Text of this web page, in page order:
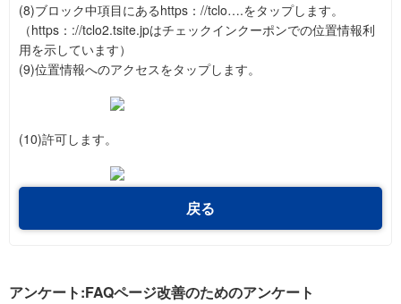
(8)ブロック中項目にあるhttps：//tclo….をタップします。
（https：://tclo2.tsite.jpはチェックインクーポンでの位置情報利
用を示しています）
(9)位置情報へのアクセスをタップします。
(10)許可します。
戻る
アンケート:FAQページ改善のためのアンケート